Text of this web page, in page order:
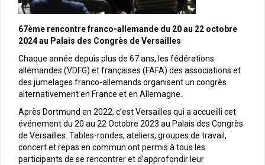
67ème rencontre franco-allemande du 20 au 22 octobre
2024 au Palais des Congrès de Versailles
Chaque année depuis plus de 67 ans, les fédérations
allemandes (VDFG) et françaises (FAFA) des associations et
des jumelages franco-allemands organisent un congrès
alternativement en France et en Allemagne.
Après Dortmund en 2022, c’est Versailles qui a accueilli cet
événement du 20 au 22 Octobre 2023 au Palais des Congrès
de Versailles. Tables-rondes, ateliers, groupes de travail,
concert et repas en commun ont permis à tous les
participants de se rencontrer et d’approfondir leur